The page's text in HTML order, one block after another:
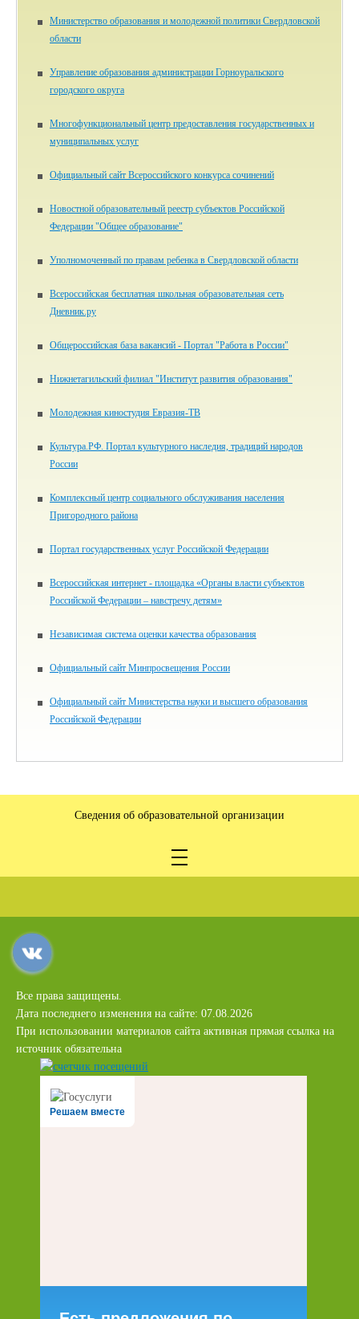
Министерство образования и молодежной политики Свердловской
области
Управление образования администрации Горноуральского
городского округа
Многофункциональный центр предоставления государственных и
муниципальных услуг
Официальный сайт Всероссийского конкурса сочинений
Новостной образовательный реестр субъектов Российской
Федерации "Общее образование"
Уполномоченный по правам ребенка в Свердловской области
Всероссийская бесплатная школьная образовательная сеть
Дневник.ру
Общероссийская база вакансий - Портал "Работа в России"
Нижнетагильский филиал "Институт развития образования"
Молодежная киностудия Евразия-ТВ
Культура.РФ. Портал культурного наследия, традиций народов
России
Комплексный центр социального обслуживания населения
Пригородного района
Портал государственных услуг Российской Федерации
Всероссийская интернет - площадка «Органы власти субъектов
Российской Федерации – навстречу детям»
Независимая система оценки качества образования
Официальный сайт Минпросвещения России
Официальный сайт Министерства науки и высшего образования
Российской Федерации
Сведения об образовательной организации
Все права защищены.
Дата последнего изменения на сайте: 07.08.2026
При использовании материалов сайта активная прямая ссылка на
источник обязательна
Решаем вместе